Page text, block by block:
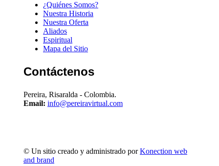
¿Quiénes Somos?
Nuestra Historia
Nuestra Oferta
Aliados
Espiritual
Mapa del Sitio
Contáctenos
Pereira, Risaralda - Colombia.
Email: info@pereiravirtual.com
© Un sitio creado y administrado porKonection web
and brand